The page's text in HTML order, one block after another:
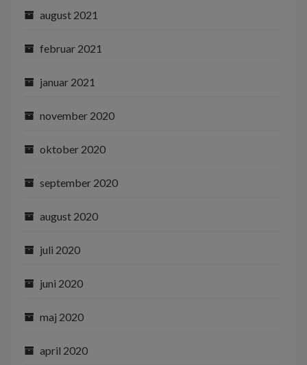
august 2021
februar 2021
januar 2021
november 2020
oktober 2020
september 2020
august 2020
juli 2020
juni 2020
maj 2020
april 2020